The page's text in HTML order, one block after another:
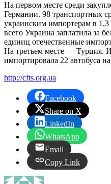
На первом месте среди
Германии. 98 транспортных
украинским импортерам в
всего Украина заплатила за
единиц отечественные
На третьем месте — Турция.
импортировала 22 автобуса
http://cfts.org.ua
Facebook
Share on X
LinkedIn
WhatsApp
Email
Copy Link